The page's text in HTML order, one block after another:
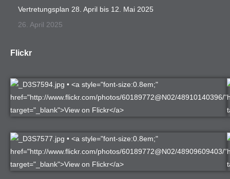
Vertretungsplan 28. April bis 12. Mai 2025
26. April 2025
Flickr